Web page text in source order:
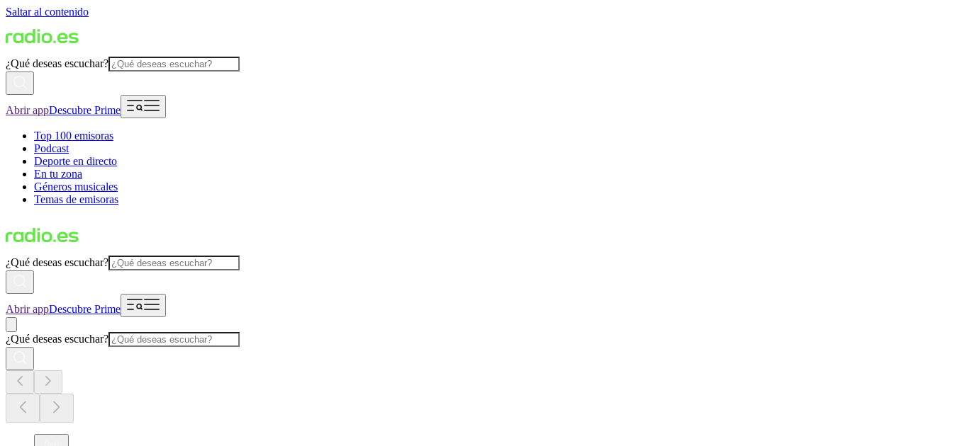
Saltar al contenido
¿Qué deseas escuchar?
Abrir appDescubre Prime
Top 100 emisoras
Podcast
Deporte en directo
En tu zona
Géneros musicales
Temas de emisoras
¿Qué deseas escuchar?
Abrir appDescubre Prime
¿Qué deseas escuchar?